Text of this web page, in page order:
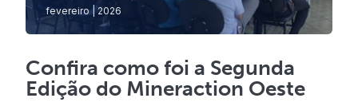
fevereiro | 2026
Confira como foi a Segunda
Edição do Mineraction Oeste